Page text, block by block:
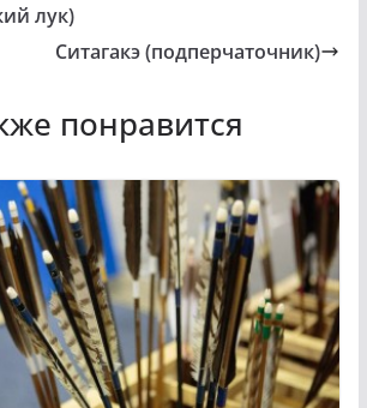
лук)
Ситагакэ (подперчаточник)
понравится